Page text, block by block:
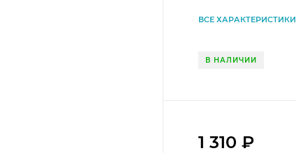
ВСЕ ХАРАКТЕРИСТИКИ
В НАЛИЧИИ
1 310₽